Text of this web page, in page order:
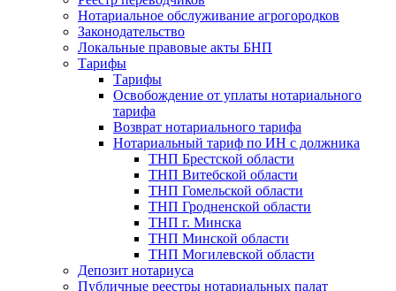
Нотариальное обслуживание агрогородков
Законодательство
Локальные правовые акты БНП
Тарифы
Тарифы
Освобождение от уплаты нотариального
тарифа
Возврат нотариального тарифа
Нотариальный тариф по ИН с должника
ТНП Брестской области
ТНП Витебской области
ТНП Гомельской области
ТНП Гродненской области
ТНП г. Минска
ТНП Минской области
ТНП Могилевской области
Депозит нотариуса
Публичные реестры нотариальных палат